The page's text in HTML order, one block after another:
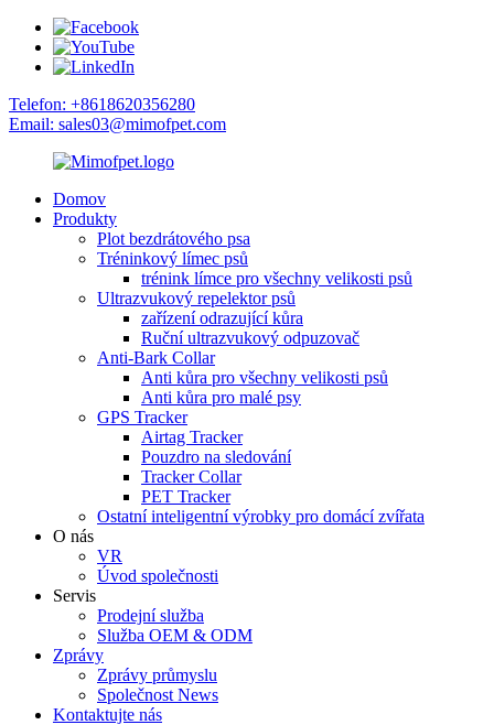
Telefon: +8618620356280
Email: sales03@mimofpet.com
Domov
Produkty
Plot bezdrátového psa
Tréninkový límec psů
trénink límce pro všechny velikosti psů
Ultrazvukový repelektor psů
zařízení odrazující kůra
Ruční ultrazvukový odpuzovač
Anti-Bark Collar
Anti kůra pro všechny velikosti psů
Anti kůra pro malé psy
GPS Tracker
Airtag Tracker
Pouzdro na sledování
Tracker Collar
PET Tracker
Ostatní inteligentní výrobky pro domácí zvířata
O nás
VR
Úvod společnosti
Servis
Prodejní služba
Služba OEM & ODM
Zprávy
Zprávy průmyslu
Společnost News
Kontaktujte nás